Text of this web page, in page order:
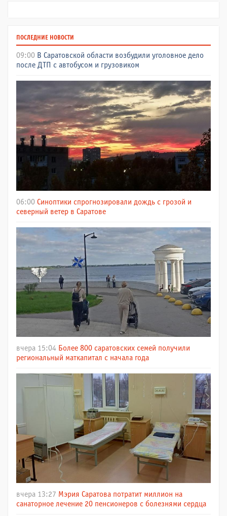
ПОСЛЕДНИЕ НОВОСТИ
09:00 В Саратовской области возбудили уголовное дело
после ДТП с автобусом и грузовиком
06:00 Синоптики спрогнозировали дождь с грозой и
северный ветер в Саратове
вчера 15:04 Более 800 саратовских семей получили
региональный маткапитал с начала года
вчера 13:27 Мэрия Саратова потратит миллион на
санаторное лечение 20 пенсионеров с болезнями сердца